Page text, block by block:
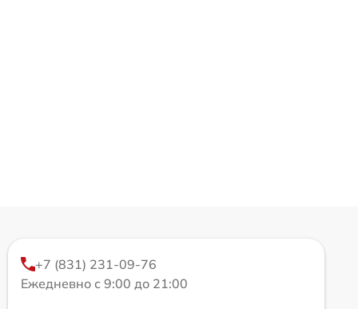
+7 (831) 231-09-76
Ежедневно с 9:00 до 21:00